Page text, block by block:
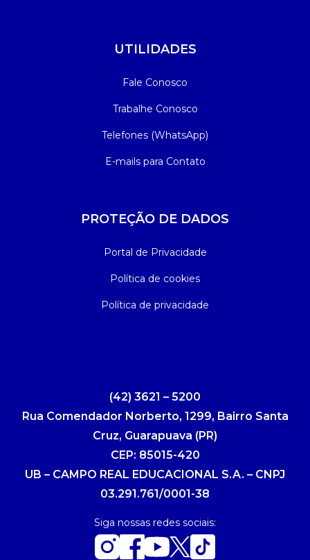
UTILIDADES
Fale Conosco
Trabalhe Conosco
Telefones (WhatsApp)
E-mails para Contato
PROTEÇÃO DE DADOS
Portal de Privacidade
Política de cookies
Política de privacidade
(42) 3621 – 5200
Rua Comendador Norberto, 1299, Bairro Santa
Cruz, Guarapuava (PR)
CEP: 85015-420
UB – CAMPO REAL EDUCACIONAL S.A. – CNPJ
03.291.761/0001-38
Siga nossas redes sociais: